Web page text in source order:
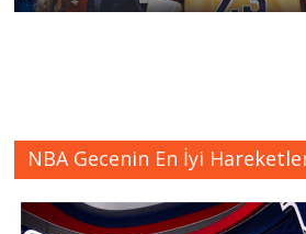
NBA Gecenin En İyi